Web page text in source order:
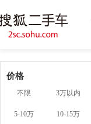
价格
不限 3万以内
5-10万 10-15万